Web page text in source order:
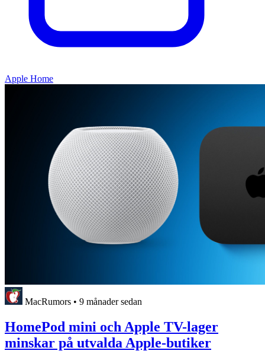
Apple Home
MacRumors • 9 månader sedan
HomePod mini och Apple TV-lager
minskar på utvalda Apple-butiker